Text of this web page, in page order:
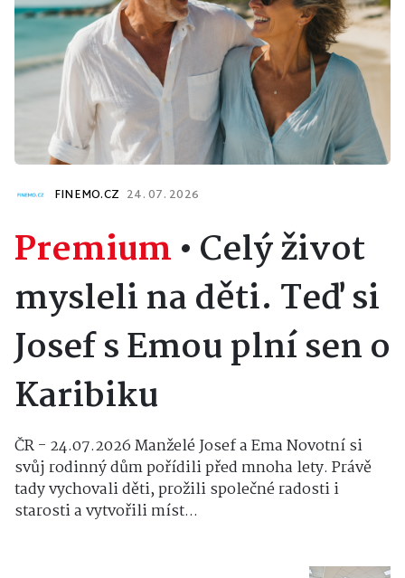
FINEMO.CZ 24. 07. 2026
Premium•Celý život
mysleli na děti. Teď si
Josef s Emou plní sen o
Karibiku
ČR - 24.07.2026 Manželé Josef a Ema Novotní si
svůj rodinný dům pořídili před mnoha lety. Právě
tady vychovali děti, prožili společné radosti i
starosti a vytvořili míst...